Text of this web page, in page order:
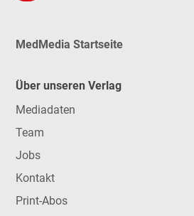
MedMedia Startseite
Über unseren Verlag
Mediadaten
Team
Jobs
Kontakt
Print-Abos